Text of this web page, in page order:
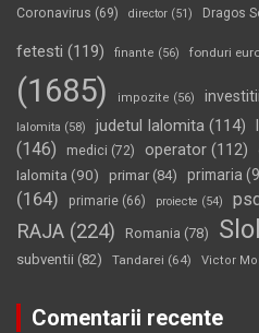
Coronavirus (69) director (51) Dragos
fetesti (119) finante (56) fonduri
(1685)
impozite (56) investitii
Ialomita (58) judetul Ialomita (114)
(146)
medici (72) operator (112)
Ialomita (90) primar(84) primaria
(164)
primarie (66) proiecte (54) psd
RAJA (224) Romania (78)
subventii (82) Tandarei (64) Victor
Comentarii recente